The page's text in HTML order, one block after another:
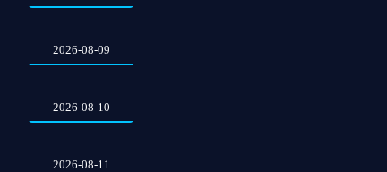
2026-08-09
2026-08-10
2026-08-11